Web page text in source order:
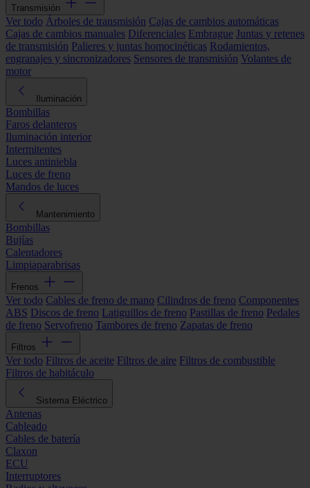
Transmisión
Ver todo Árboles de transmisión Cajas de cambios automáticas
Cajas de cambios manuales Diferenciales Embrague Juntas y retenes
de transmisión Palieres y juntas homocinéticas Rodamientos,
engranajes y sincronizadores Sensores de transmisión Volantes de
motor
Iluminación
Bombillas
Faros delanteros
Iluminación interior
Intermitentes
Luces antiniebla
Luces de freno
Mandos de luces
Mantenimiento
Bombillas
Bujías
Calentadores
Limpiaparabrisas
Frenos
Ver todo Cables de freno de mano Cilindros de freno Componentes
ABS Discos de freno Latiguillos de freno Pastillas de freno Pedales
de freno Servofreno Tambores de freno Zapatas de freno
Filtros
Ver todo Filtros de aceite Filtros de aire Filtros de combustible
Filtros de habitáculo
Sistema Eléctrico
Antenas
Cableado
Cables de batería
Claxon
ECU
Interruptores